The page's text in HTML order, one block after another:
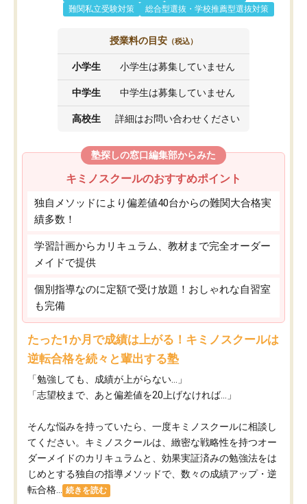
難関私立受験対策
総合型選抜・学校推薦型選抜対策
授業料の目安 （税込）
小学生 小学生は募集していません
中学生 中学生は募集していません
高校生 詳細はお問い合わせください
塾探しの窓口編集部からみた
キミノスクールのおすすめポイント
独自メソッドにより偏差値40台からの難関大合格実
績多数！
学習計画からカリキュラム、教材まで完全オーダー
メイドで提供
個別指導なのに定額で受け放題！おしゃれな自習室
も完備
たった1か月で成績は上がる！キミノスクールは
逆転合格を続々と輩出する塾
「勉強しても、成績が上がらない…」
「志望校まで、あと偏差値を20上げなければ…」
そんな悩みを持っていたら、一度キミノスクールに相談し
てください。キミノスクールは、緻密な戦略性を持つオー
ダーメイドのカリキュラムと、効果実証済みの勉強法をは
じめとする独自の指導メソッドで、数々の成績アップ・逆
転合格...
続きを読む